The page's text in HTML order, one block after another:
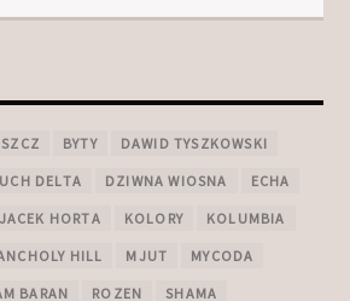
BYTY DAWID TYSZKOWSKI
DELTA DZIWNA WIOSNA ECHA
JACEK HORTA KOLORY KOLUMBIA
HILL MJUT MYCODA
BARAN ROZEN SHAMA